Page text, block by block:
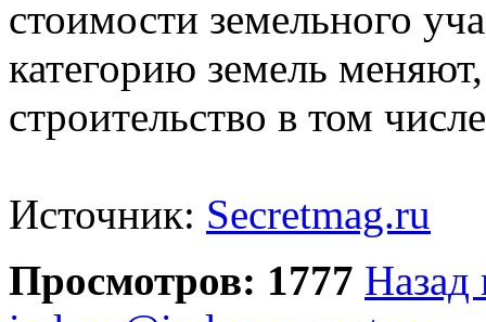
стоимости земельного
категорию земель
строительство в том
Источник: Secretmag.ru
Просмотров: 1777 Назад